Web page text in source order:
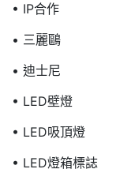
• IP合作
• 三麗鷗
• 迪士尼
• LED壁燈
• LED吸頂燈
• LED燈箱標誌